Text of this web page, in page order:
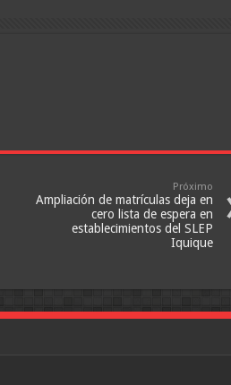
Próximo
Ampliación de matrículas deja en
cero lista de espera en
establecimientos del SLEP
Iquique